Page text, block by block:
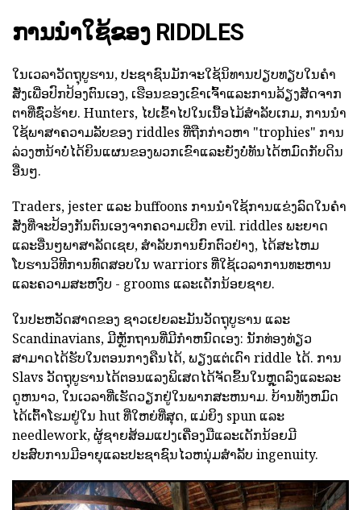
ການນໍາໃຊ້ຂອງ RIDDLES
ໃນເວລາວັດຖຸບູຮານ, ປະຊາຊົນມັກຈະໃຊ້ນິທານປຽບທຽບໃນຄໍາ
ສັ່ງເພື່ອປົກປ້ອງຕົນເອງ, ເຮືອນຂອງເຂົາເຈົ້າແລະການລ້ຽງສັດຈາກ
ຕາທີ່ຊົ່ວຮ້າຍ. Hunters, ໄປເຂົ້າໄປໃນເນື້ອໄມ້ສໍາລັບເກມ, ການນໍາ
ໃຊ້ພາສາຄວາມລັບຂອງ riddles ທີ່ຖືກກ່າວຫາ "trophies" ການ
ລ່ວງຫນ້າບໍ່ໄດ້ຍິນແຜນຂອງພວກເຂົາແລະຍັງບໍ່ທັນໄດ້ຫມົດກັບດິນ
ອື່ນໆ.
Traders, jester ແລະ buffoons ການນໍາໃຊ້ການແຂ່ງລົດໃນຄໍາ
ສັ່ງທີ່ຈະປ້ອງກັນຕົນເອງຈາກຄວາມເບີກ evil. riddles ພະຍາດ
ແລະອື່ນໆພາສາລັດເຊຍ, ສໍາລັບການຍົກຕົວຢ່າງ, ໄດ້ສະໄຫມ
ໂບຮານວິທີການທົດສອບໃນ warriors ທີ່ໃຊ້ເວລາການທະຫານ
ແລະຄວາມສະຫງົບ - grooms ແລະເດັກນ້ອຍຊາຍ.
ໃນປະຫວັດສາດຂອງ ຊາວເຢຍລະມັນວັດຖຸບູຮານ ແລະ
Scandinavians, ມີຫຼັກຖານທີ່ມີກໍາຫນົດເອງ: ນັກທ່ອງທ່ຽວ
ສາມາດໄດ້ຮັບໃນຕອນກາງຄືນໄດ້, ພຽງແຕ່ເດົາ riddle ໄດ້. ການ
Slavs ວັດຖຸບູຮານໄດ້ຕອນແລງພິເສດໄດ້ຈັດຂຶ້ນໃນຫຼຸດລົງແລະລະ
ດູຫນາວ, ໃນເວລາທີ່ເຮັດວຽກຢູ່ໃນພາກສະຫນາມ. ບ້ານທັງຫມົດ
ໄດ້ເຕົ້າໂຮມຢູ່ໃນ hut ທີ່ໃຫຍ່ທີ່ສຸດ, ແມ່ຍິງ spun ແລະ
needlework, ຜູ້ຊາຍສ້ອມແປງເຄື່ອງມືແລະເດັກນ້ອຍມີ
ປະສົບການມີອາຍຸແລະປະຊາຊົນໄວຫນຸ່ມສໍາລັບ ingenuity.